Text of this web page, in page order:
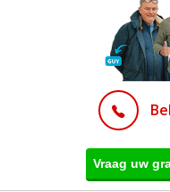
Vraag uw